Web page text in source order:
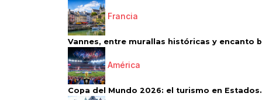
Francia
Vannes, entre murallas históricas y encanto
América
Copa del Mundo 2026: el turismo en